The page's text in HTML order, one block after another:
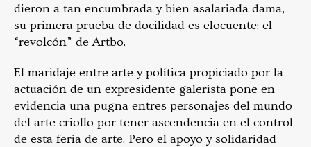
dieron a tan encumbrada y bien asalariada dama,
su primera prueba de docilidad es elocuente: el
“revolcón” de Artbo.
El maridaje entre arte y política propiciado por la
actuación de un expresidente galerista pone en
evidencia una pugna entres personajes del mundo
del arte criollo por tener ascendencia en el control
de esta feria de arte. Pero el apoyo y solidaridad